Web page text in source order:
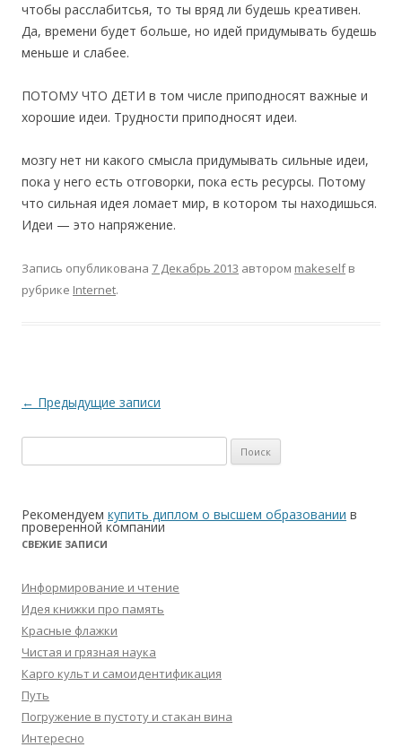
чтобы расслабитсья, то ты вряд ли будешь креативен.
Да, времени будет больше, но идей придумывать будешь
меньше и слабее.
ПОТОМУ ЧТО ДЕТИ в том числе приподносят важные и
хорошие идеи. Трудности приподносят идеи.
мозгу нет ни какого смысла придумывать сильные идеи,
пока у него есть отговорки, пока есть ресурсы. Потому
что сильная идея ломает мир, в котором ты находишься.
Идеи — это напряжение.
Запись опубликована 7 Декабрь 2013 автором makeselfв
рубрике Internet.
Навигация по записям
← Предыдущие записи
Рекомендуем купить диплом о высшем образовании в
проверенной компании
СВЕЖИЕ ЗАПИСИ
Информирование и чтение
Идея книжки про память
Красные флажки
Чистая и грязная наука
Карго культ и самоидентификация
Путь
Погружение в пустоту и стакан вина
Интересно